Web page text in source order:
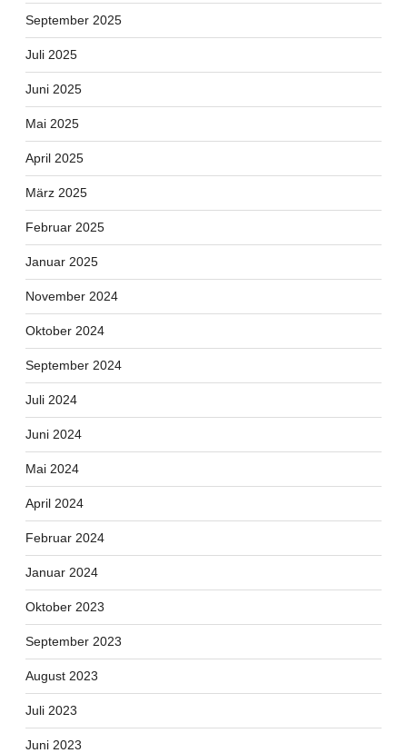
September 2025
Juli 2025
Juni 2025
Mai 2025
April 2025
März 2025
Februar 2025
Januar 2025
November 2024
Oktober 2024
September 2024
Juli 2024
Juni 2024
Mai 2024
April 2024
Februar 2024
Januar 2024
Oktober 2023
September 2023
August 2023
Juli 2023
Juni 2023